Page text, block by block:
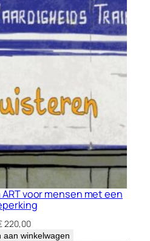
voor mensen met een
220,00
aan winkelwagen